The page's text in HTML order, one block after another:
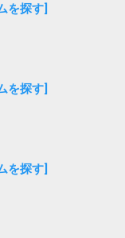
を探す]
を探す]
を探す]